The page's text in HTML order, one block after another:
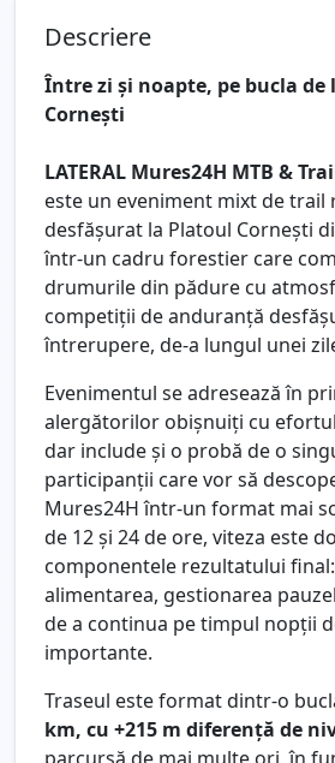
Descriere
Între zi și noapte, pe bucla de
Cornești
LATERAL Mures24H MTB &
este un eveniment mixt de trail
desfășurat la Platoul Cornești
într-un cadru forestier care
drumurile din pădure cu
competiții de anduranță
întrerupere, de-a lungul unei
Evenimentul se adresează în
alergătorilor obișnuiți cu
dar include și o probă de o
participanții care vor să
Mures24H într-un format mai
de 12 și 24 de ore, viteza este
componentele rezultatului
alimentarea, gestionarea
de a continua pe timpul nopții
importante.
Traseul este format dintr-o
km, cu +215 m diferență de